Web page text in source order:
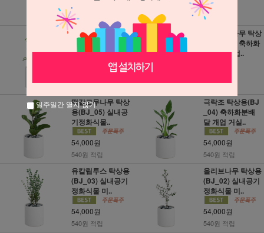
490원 적립 490원 적립
홍콩야자 탁상용
(BJ_09) 축하화분
배달 개업 거..
뱅갈고무나무 탁상
용(BJ_07) 축하화
분배달 개업..
떡갈고무나무 탁상
용(BJ_05) 실내공
기정화식물..
54,000원
540원 적립
극락조 탁상용(BJ
_04) 축하화분배
달 개업 거실..
54,000원
540원 적립
유칼립투스 탁상용
(BJ_03) 실내공기
정화식물 미..
54,000원
540원 적립
올리브나무 탁상용
(BJ_02) 실내공기
정화식물 미..
54,000원
540원 적립
일주일간 열지 않기